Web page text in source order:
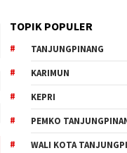
TOPIK POPULER
TANJUNGPINANG
KARIMUN
KEPRI
PEMKO
WALI KOTA